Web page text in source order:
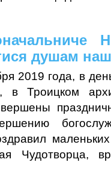
душам
2019 года, в
в Троицком
Чудотворца,